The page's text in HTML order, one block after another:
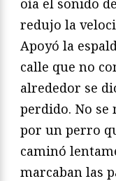
oía el sonido
redujo la
Apoyó la
calle que no
alrededor se
perdido. No se
por un perro
caminó
marcaban las